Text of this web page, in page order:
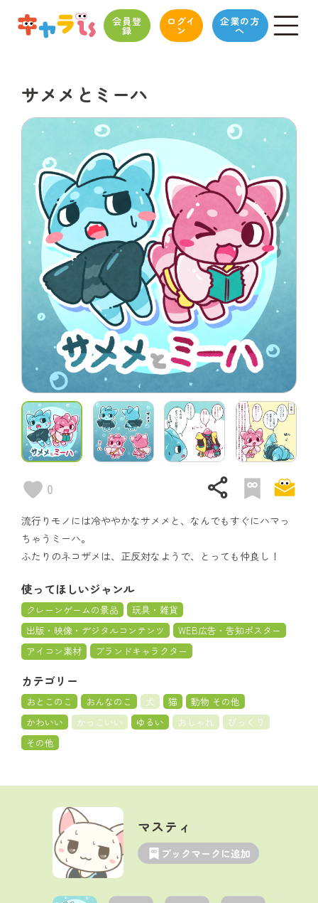
会員登
録
ログイ
ン
企業の方
へ
サメメとミーハ
0 share
流行りモノには冷ややかなサメメと、なんでもすぐにハマっ
ちゃうミーハ。
ふたりのネコザメは、正反対なようで、とっても仲良し！
使ってほしいジャンル
クレーンゲームの景品
玩具・雑貨
出版・映像・デジタルコンテンツ
WEB広告・告知ポスター
アイコン素材
ブランドキャラクター
カテゴリー
おとこのこ おんなのこ 犬 猫
動物 その他
かわいい
かっこいい ゆるい おしゃれ
びっくり
その他
マスティ
ブックマークに追加